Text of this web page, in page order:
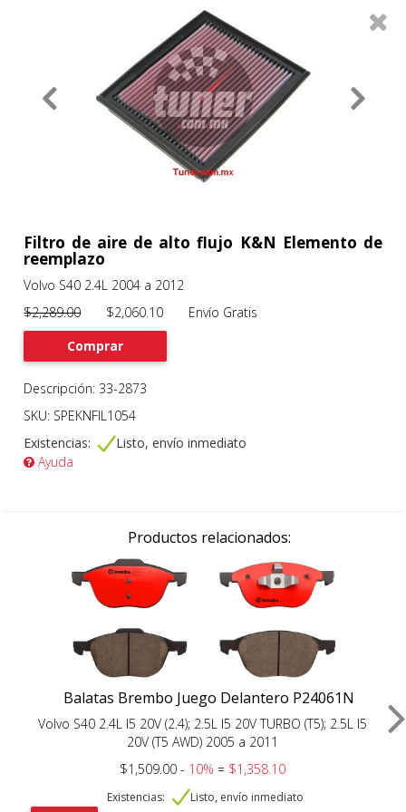
Services
Filtros 0
Previous
Filtro de aire de alto flujo K&N Elemento de
reemplazo
Volvo S40 2.4L 2004 a 2012
$2,289.00$2,060.10 Envío Gratis
Comprar
Descripción: 33-2873
SKU: SPEKNFIL1054
Existencias:
Listo, envío inmediato
Ayuda
Productos relacionados:
Balatas Brembo Juego Delantero P24061N
Volvo S40 2.4L I5 20V (2.4); 2.5L I5 20V TURBO (T5); 2.5L I5
20V (T5 AWD) 2005 a 2011
$1,509.00 - 10%= $1,358.10
Existencias: Listo, envío inmediato